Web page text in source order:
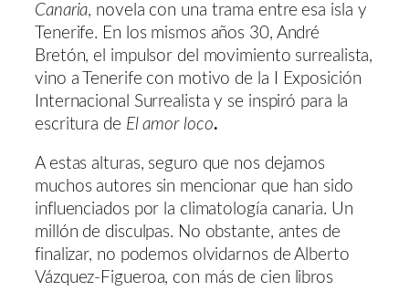
Canaria, novela con una trama entre esa isla y
Tenerife. En los mismos años 30, André
Bretón, el impulsor del movimiento surrealista,
vino a Tenerife con motivo de la I Exposición
Internacional Surrealista y se inspiró para la
escritura de El amor loco.
A estas alturas, seguro que nos dejamos
muchos autores sin mencionar que han sido
influenciados por la climatología canaria. Un
millón de disculpas. No obstante, antes de
finalizar, no podemos olvidarnos de Alberto
Vázquez-Figueroa, con más de cien libros